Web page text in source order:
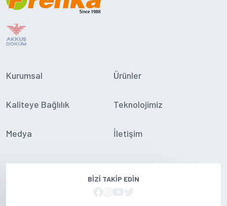
Kurumsal Ürünler
Kaliteye Bağlılık Teknolojimiz
Medya İletişim
BIZI TAKIP EDIN